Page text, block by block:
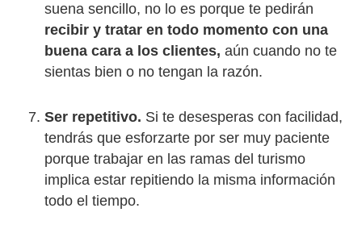
suena sencillo, no lo es porque te pedirán
recibir y tratar en todo momento con una
buena cara a los clientes, aún cuando no te
sientas bien o no tengan la razón.
Ser repetitivo. Si te desesperas con facilidad,
tendrás que esforzarte por ser muy paciente
porque trabajar en las ramas del turismo
implica estar repitiendo la misma información
todo el tiempo.